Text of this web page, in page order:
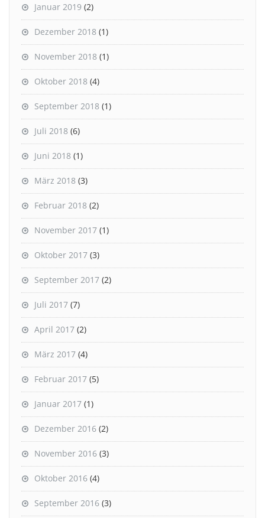
Januar 2019 (2)
Dezember 2018 (1)
November 2018 (1)
Oktober 2018 (4)
September 2018 (1)
Juli 2018 (6)
Juni 2018 (1)
März 2018 (3)
Februar 2018 (2)
November 2017 (1)
Oktober 2017 (3)
September 2017 (2)
Juli 2017 (7)
April 2017 (2)
März 2017 (4)
Februar 2017 (5)
Januar 2017 (1)
Dezember 2016 (2)
November 2016 (3)
Oktober 2016 (4)
September 2016 (3)